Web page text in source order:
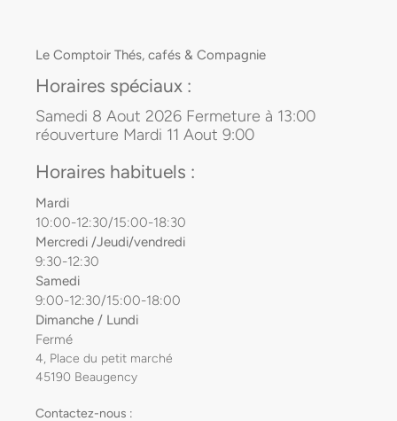
Le Comptoir Thés, cafés & Compagnie
Horaires spéciaux :
Samedi 8 Aout 2026 Fermeture à 13:00
réouverture Mardi 11 Aout 9:00
Horaires habituels :
Mardi
10:00-12:30/15:00-18:30
Mercredi /Jeudi/vendredi
9:30-12:30
Samedi
9:00-12:30/15:00-18:00
Dimanche / Lundi
Fermé
4, Place du petit marché
45190 Beaugency
Contactez-nous :